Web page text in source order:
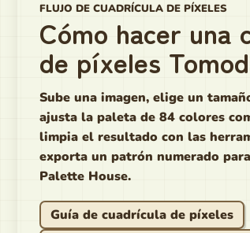
FLUJO DE CUADRÍCULA DE PÍXELES
Cómo hacer una
de píxeles
Sube una imagen, elige un
ajusta la paleta de 84 colores
limpia el resultado con las
exporta un patrón numerado
Palette House.
Guía de cuadrícula de píxeles